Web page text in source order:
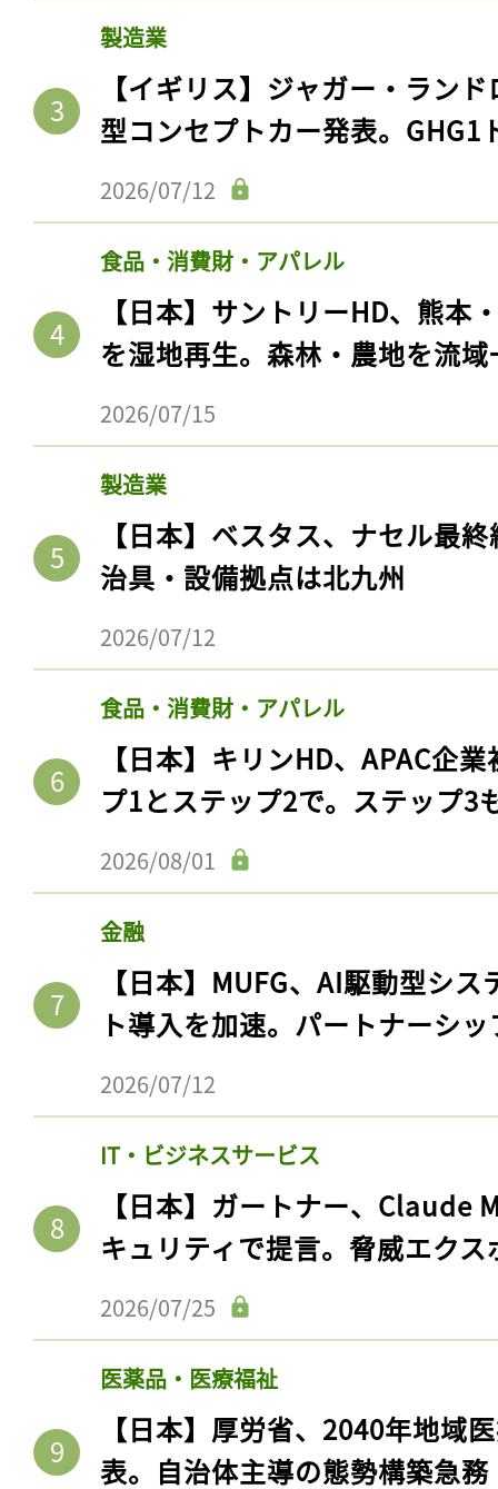
製造業
【イギリス】ジャガー・ラン
型コンセプトカー発表。GHG1
2026/07/12
食品・消費財・アパレル
【日本】サントリーHD、熊本
を湿地再生。森林・農地を流
2026/07/15
製造業
【日本】ベスタス、ナセル最
治具・設備拠点は北九州
2026/07/12
食品・消費財・アパレル
【日本】キリンHD、APAC企
プ1とステップ2で。ステップ3
2026/08/01
金融
【日本】MUFG、AI駆動型シ
ト導入を加速。パートナーシ
2026/07/12
IT・ビジネスサービス
【日本】ガートナー、Claude
キュリティで提言。脅威エク
2026/07/25
医薬品・医療福祉
【日本】厚労省、2040年地域
表。自治体主導の態勢構築急務